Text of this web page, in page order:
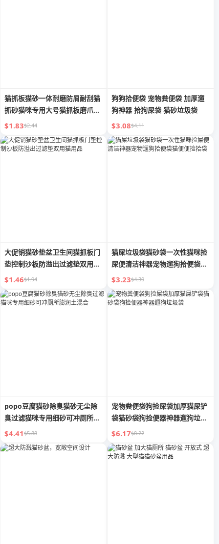
猫抓板猫砂一体耐磨防屑耐刮猫
抓砂猫咪专用大号猫抓板磨爪玩
具
$1.83$2.44
狗狗拾便袋 宠物粪便袋 加厚遛
狗神器 拾狗屎袋 猫砂垃圾袋
$3.08$4.11
大促销猫砂垫盆卫生间猫抓板门
垫控制沙板防溢出过滤垫双用猫
用品
$1.46$1.94
猫屎垃圾袋猫砂袋一次性猫咪捡
屎便清洁神器宠物遛狗拾便袋猫
便便捡拾袋
$3.23$4.30
popo豆腐猫砂除臭猫砂无尘除
臭过滤猫咪专用细砂可冲厕所膨
润土混合
$4.41$5.88
宠物粪便袋狗捡屎袋加厚猫屎铲
袋猫砂袋狗捡便器神器遛狗垃圾
袋
$6.17$8.22